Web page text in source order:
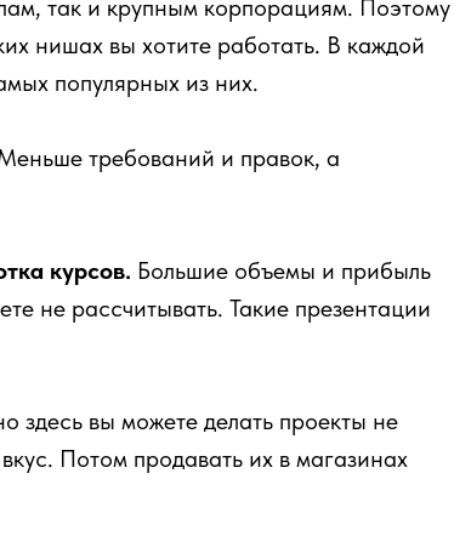
так и крупным корпорациям. Поэтому
нишах вы хотите работать. В каждой
популярных из них.
требований и правок, а
курсов. Большие объемы и прибыль
не рассчитывать. Такие презентации
здесь вы можете делать проекты не
Потом продавать их в магазинах